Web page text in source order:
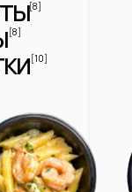
[8]
[8]
[10]